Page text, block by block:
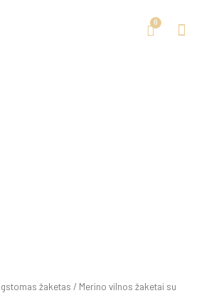
žaketas / Merino vilnos žaketai su